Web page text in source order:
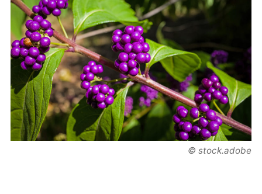
© stock.adobe